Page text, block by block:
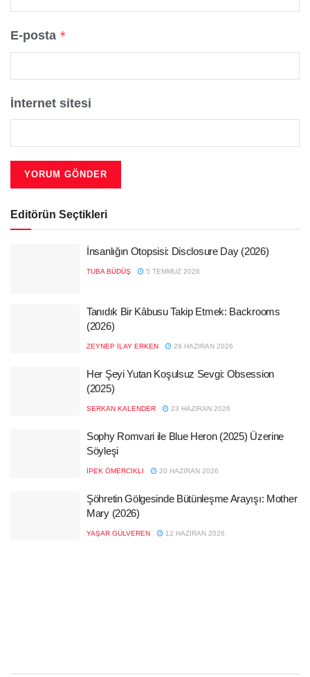
E-posta *
İnternet sitesi
Editörün Seçtikleri
İnsanlığın Otopsisi: Disclosure Day (2026)
TUBA BÜDÜŞ 5 TEMMUZ 2026
Tanıdık Bir Kâbusu Takip Etmek: Backrooms
(2026)
ZEYNEP İLAY ERKEN 29 HAZIRAN 2026
Her Şeyi Yutan Koşulsuz Sevgi: Obsession
(2025)
SERKAN KALENDER 23 HAZIRAN 2026
Sophy Romvari ile Blue Heron (2025) Üzerine
Söyleşi
İPEK ÖMERCIKLI 20 HAZIRAN 2026
Şöhretin Gölgesinde Bütünleşme Arayışı: Mother
Mary (2026)
YAŞAR GÜLVEREN 12 HAZIRAN 2026